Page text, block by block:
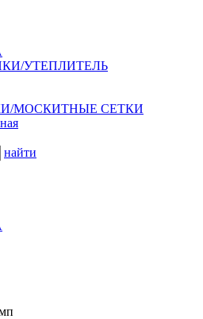
УТЕПЛИТЕЛЬ
МОСКИТНЫЕ СЕТКИ
найти